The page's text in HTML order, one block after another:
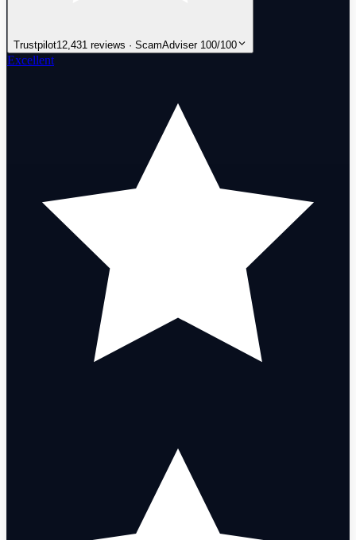
Trustpilot12,431 reviews · ScamAdviser 100/100
Excellent